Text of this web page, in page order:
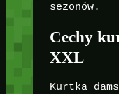
sezonów.
Cechy
XXL
Kurtka